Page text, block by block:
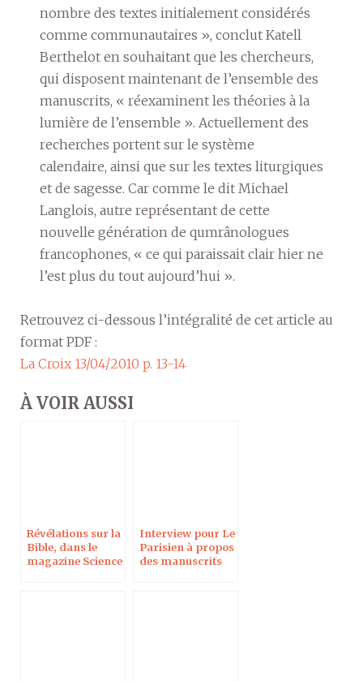
nombre des textes initialement considérés
comme communautaires », conclut Katell
Berthelot en souhaitant que les chercheurs,
qui disposent maintenant de l’ensemble des
manuscrits, « réexaminent les théories à la
lumière de l’ensemble ». Actuellement des
recherches portent sur le système
calendaire, ainsi que sur les textes liturgiques
et de sagesse. Car comme le dit Michael
Langlois, autre représentant de cette
nouvelle génération de qumrânologues
francophones, « ce qui paraissait clair hier ne
l’est plus du tout aujourd’hui ».
Retrouvez ci-dessous l’intégralité de cet article au
format PDF :
La Croix 13/04/2010 p. 13-14
À VOIR AUSSI
Révélations sur la
Bible, dans le
magazine Science
Interview pour Le
Parisien à propos
des manuscrits